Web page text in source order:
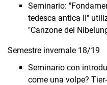
Seminario:
tedesca antica II"
"Canzone dei
Semestre invernale 18/19
Seminario con
come una volpe?